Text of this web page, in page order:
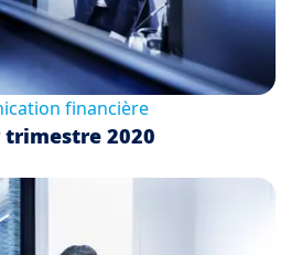
financière
trimestre 2020